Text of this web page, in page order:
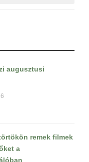
augusztusi
remek filmek
a